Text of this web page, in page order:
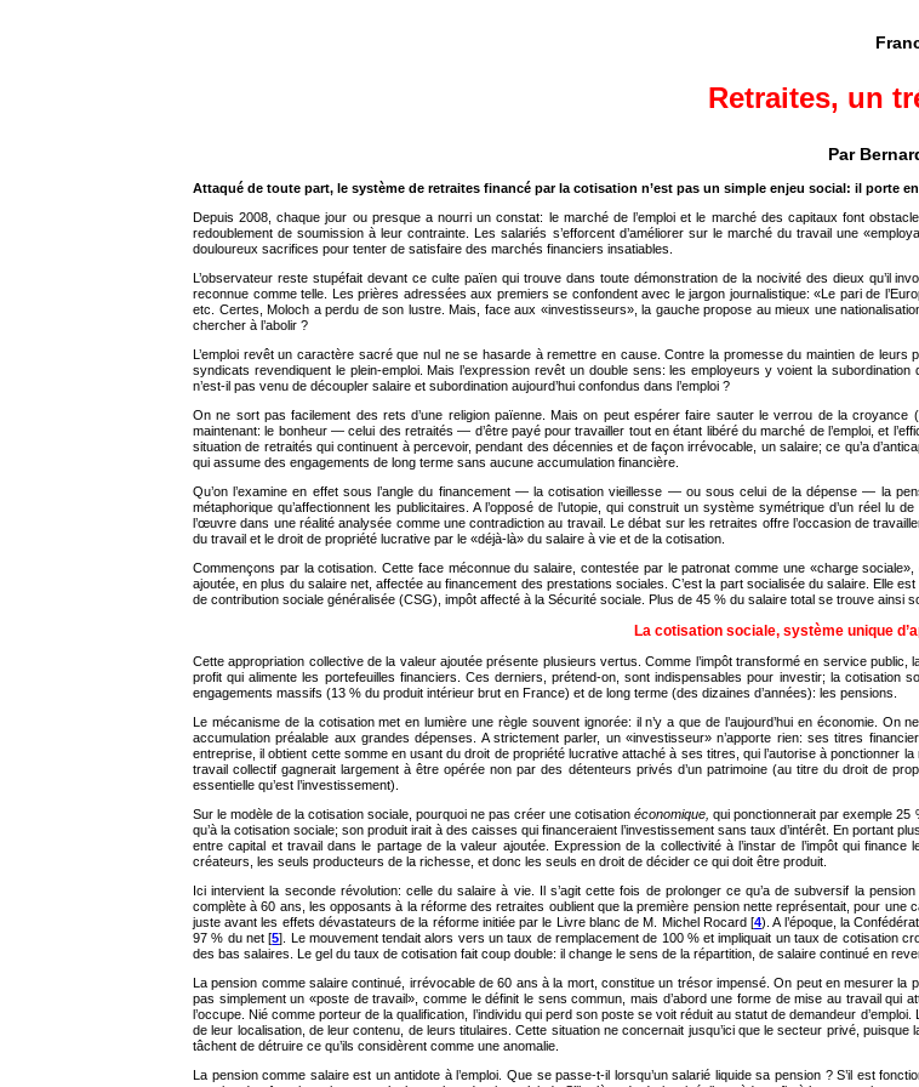
Retraites, un
Par
Attaqué de toute part, le système de retraites financé par la cotisation n’est pas un simple enjeu social: il porte
Depuis 2008, chaque jour ou presque a nourri un constat: le marché de l’emploi et le marché des capitaux font
redoublement de soumission à leur contrainte. Les salariés s’efforcent d’améliorer sur le marché du travail une
douloureux sacrifices pour tenter de satisfaire des marchés financiers insatiables.
L’observateur reste stupéfait devant ce culte païen qui trouve dans toute démonstration de la nocivité des dieux qu’il
reconnue comme telle. Les prières adressées aux premiers se confondent avec le jargon journalistique: «Le pari de
etc. Certes, Moloch a perdu de son lustre. Mais, face aux «investisseurs», la gauche propose au mieux une
chercher à l’abolir ?
L’emploi revêt un caractère sacré que nul ne se hasarde à remettre en cause. Contre la promesse du maintien de
syndicats revendiquent le plein-emploi. Mais l’expression revêt un double sens: les employeurs y voient la
n’est-il pas venu de découpler salaire et subordination aujourd’hui confondus dans l’emploi ?
On ne sort pas facilement des rets d’une religion païenne. Mais on peut espérer faire sauter le verrou de la
maintenant: le bonheur — celui des retraités — d’être payé pour travailler tout en étant libéré du marché de l’emploi, et
situation de retraités qui continuent à percevoir, pendant des décennies et de façon irrévocable, un salaire; ce qu’a
qui assume des engagements de long terme sans aucune accumulation financière.
Qu’on l’examine en effet sous l’angle du financement — la cotisation vieillesse — ou sous celui de la dépense — la
métaphorique qu’affectionnent les publicitaires. A l’opposé de l’utopie, qui construit un système symétrique d’un réel
l’œuvre dans une réalité analysée comme une contradiction au travail. Le débat sur les retraites offre l’occasion de
du travail et le droit de propriété lucrative par le «déjà-là» du salaire à vie et de la cotisation.
Commençons par la cotisation. Cette face méconnue du salaire, contestée par le patronat comme une «charge
ajoutée, en plus du salaire net, affectée au financement des prestations sociales. C’est la part socialisée du salaire. Elle
de contribution sociale généralisée (CSG), impôt affecté à la Sécurité sociale. Plus de 45 % du salaire total se trouve ainsi
La cotisation sociale, système unique
Cette appropriation collective de la valeur ajoutée présente plusieurs vertus. Comme l’impôt transformé en service
profit qui alimente les portefeuilles financiers. Ces derniers, prétend-on, sont indispensables pour investir; la
engagements massifs (13 % du produit intérieur brut en France) et de long terme (des dizaines d’années): les pensions.
Le mécanisme de la cotisation met en lumière une règle souvent ignorée: il n’y a que de l’aujourd’hui en économie.
accumulation préalable aux grandes dépenses. A strictement parler, un «investisseur» n’apporte rien: ses titres
entreprise, il obtient cette somme en usant du droit de propriété lucrative attaché à ses titres, qui l’autorise à ponctionner
travail collectif gagnerait largement à être opérée non par des détenteurs privés d’un patrimoine (au titre du droit de
essentielle qu’est l’investissement).
Sur le modèle de la cotisation sociale, pourquoi ne pas créer une cotisationéconomique, qui ponctionnerait par exemple 25
qu’à la cotisation sociale; son produit irait à des caisses qui financeraient l’investissement sans taux d’intérêt. En portant
entre capital et travail dans le partage de la valeur ajoutée. Expression de la collectivité à l’instar de l’impôt qui
créateurs, les seuls producteurs de la richesse, et donc les seuls en droit de décider ce qui doit être produit.
Ici intervient la seconde révolution: celle du salaire à vie. Il s’agit cette fois de prolonger ce qu’a de subversif la
complète à 60 ans, les opposants à la réforme des retraites oublient que la première pension nette représentait, pour
juste avant les effets dévastateurs de la réforme initiée par le Livre blanc de M. Michel Rocard [4). A l’époque, la
97 % du net [5]. Le mouvement tendait alors vers un taux de remplacement de 100 % et impliquait un taux de cotisation
des bas salaires. Le gel du taux de cotisation fait coup double: il change le sens de la répartition, de salaire continué en
La pension comme salaire continué, irrévocable de 60 ans à la mort, constitue un trésor impensé. On peut en mesurer la
pas simplement un «poste de travail», comme le définit le sens commun, mais d’abord une forme de mise au travail qui
l’occupe. Nié comme porteur de la qualification, l’individu qui perd son poste se voit réduit au statut de demandeur
de leur localisation, de leur contenu, de leurs titulaires. Cette situation ne concernait jusqu’ici que le secteur privé,
tâchent de détruire ce qu’ils considèrent comme une anomalie.
La pension comme salaire est un antidote à l’emploi. Que se passe-t-il lorsqu’un salarié liquide sa pension ? S’il est